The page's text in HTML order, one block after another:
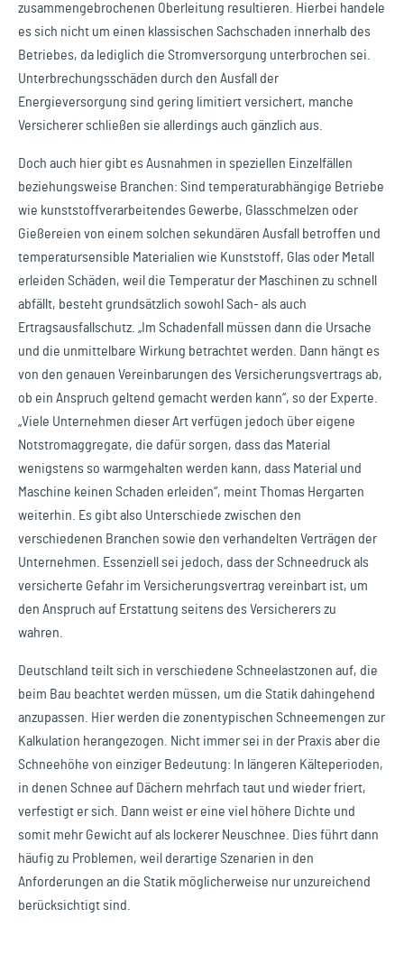
zusammengebrochenen Oberleitung resultieren. Hierbei handele
es sich nicht um einen klassischen Sachschaden innerhalb des
Betriebes, da lediglich die Stromversorgung unterbrochen sei.
Unterbrechungsschäden durch den Ausfall der
Energieversorgung sind gering limitiert versichert, manche
Versicherer schließen sie allerdings auch gänzlich aus.
Doch auch hier gibt es Ausnahmen in speziellen Einzelfällen
beziehungsweise Branchen: Sind temperaturabhängige Betriebe
wie kunststoffverarbeitendes Gewerbe, Glasschmelzen oder
Gießereien von einem solchen sekundären Ausfall betroffen und
temperatursensible Materialien wie Kunststoff, Glas oder Metall
erleiden Schäden, weil die Temperatur der Maschinen zu schnell
abfällt, besteht grundsätzlich sowohl Sach- als auch
Ertragsausfallschutz. „Im Schadenfall müssen dann die Ursache
und die unmittelbare Wirkung betrachtet werden. Dann hängt es
von den genauen Vereinbarungen des Versicherungsvertrags ab,
ob ein Anspruch geltend gemacht werden kann“, so der Experte.
„Viele Unternehmen dieser Art verfügen jedoch über eigene
Notstromaggregate, die dafür sorgen, dass das Material
wenigstens so warmgehalten werden kann, dass Material und
Maschine keinen Schaden erleiden“, meint Thomas Hergarten
weiterhin. Es gibt also Unterschiede zwischen den
verschiedenen Branchen sowie den verhandelten Verträgen der
Unternehmen. Essenziell sei jedoch, dass der Schneedruck als
versicherte Gefahr im Versicherungsvertrag vereinbart ist, um
den Anspruch auf Erstattung seitens des Versicherers zu
wahren.
Deutschland teilt sich in verschiedene Schneelastzonen auf, die
beim Bau beachtet werden müssen, um die Statik dahingehend
anzupassen. Hier werden die zonentypischen Schneemengen zur
Kalkulation herangezogen. Nicht immer sei in der Praxis aber die
Schneehöhe von einziger Bedeutung: In längeren Kälteperioden,
in denen Schnee auf Dächern mehrfach taut und wieder friert,
verfestigt er sich. Dann weist er eine viel höhere Dichte und
somit mehr Gewicht auf als lockerer Neuschnee. Dies führt dann
häufig zu Problemen, weil derartige Szenarien in den
Anforderungen an die Statik möglicherweise nur unzureichend
berücksichtigt sind.